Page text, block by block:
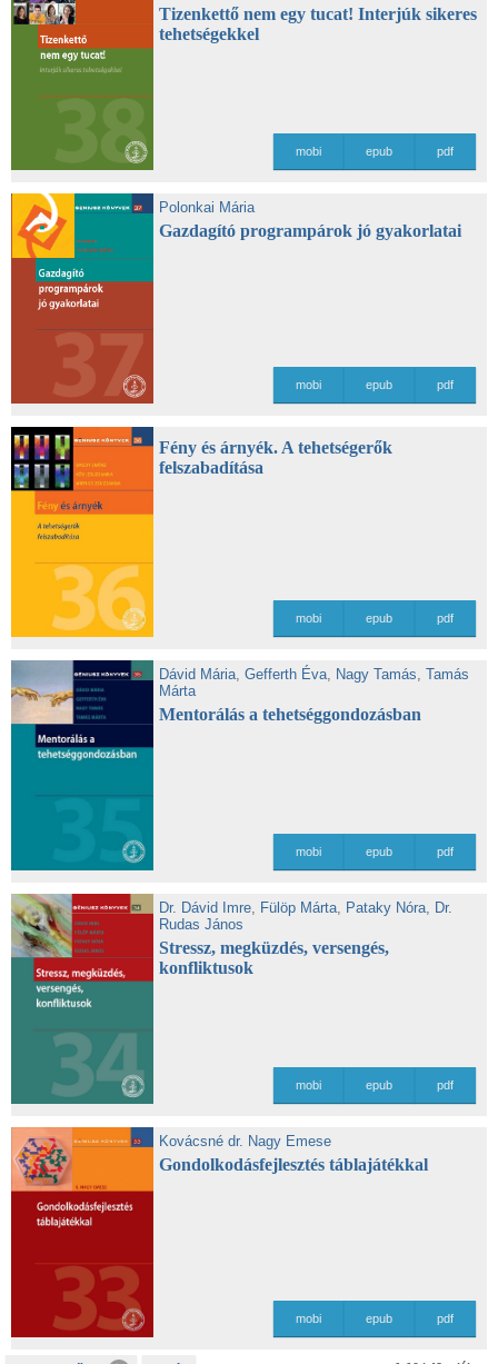
Tizenkettő nem egy tucat! Interjúk sikeres
tehetségekkel
pdf
epub
mobi
Polonkai Mária
Gazdagító programpárok jó gyakorlatai
pdf
epub
mobi
Fény és árnyék. A tehetségerők
felszabadítása
pdf
epub
mobi
Dávid Mária,Gefferth Éva, Nagy Tamás,Tamás
Márta
Mentorálás a tehetséggondozásban
pdf
epub
mobi
Dr. Dávid Imre, Fülöp Márta, Pataky Nóra, Dr.
Rudas János
Stressz, megküzdés, versengés,
konfliktusok
pdf
epub
mobi
Kovácsné dr. Nagy Emese
Gondolkodásfejlesztés táblajátékkal
pdf
epub
mobi